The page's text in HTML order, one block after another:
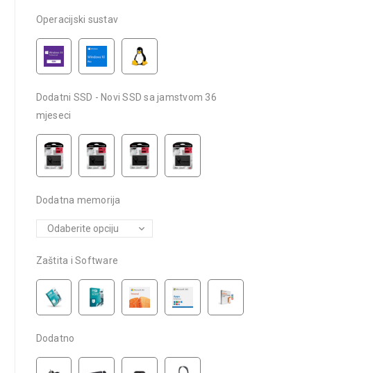
Operacijski sustav
Dodatni SSD - Novi SSD sa jamstvom 36
mjeseci
Dodatna memorija
Zaštita i Software
Dodatno